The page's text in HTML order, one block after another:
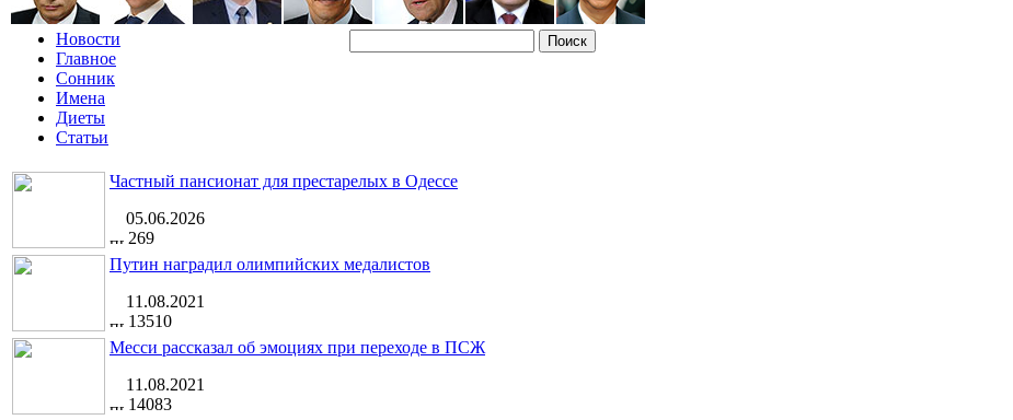
Новости
Главное
Сонник
Имена
Диеты
Статьи
Частный пансионат для престарелых в Одессе
05.06.2026
269
Путин наградил олимпийских медалистов
11.08.2021
13510
Месси рассказал об эмоциях при переходе в ПСЖ
11.08.2021
14083